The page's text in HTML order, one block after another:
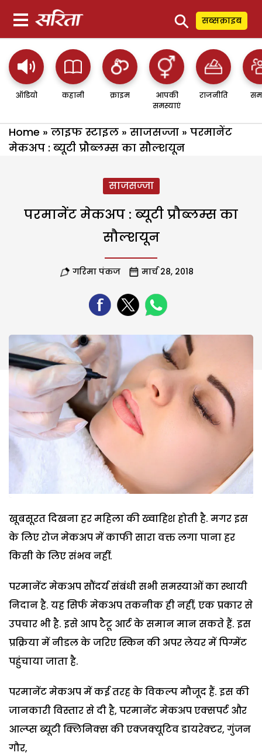
⚲ सब्सक्राइब
ऑडियो कहानी क्राइम
आपकी
समस्याएं
राजनीति
Home » लाइफ स्टाइल » साजसज्जा » परमानेंट
मेकअप : ब्यूटी प्रौब्लम्स का सौल्शयून
साजसज्जा
परमानेंट मेकअप : ब्यूटी प्रौब्लम्स का
सौल्शयून
गरिमा पंकज मार्च 28, 2018
खूबसूरत दिखना हर महिला की ख्वाहिश होती है. मगर इस
के लिए रोज मेकअप में काफी सारा वक्त लगा पाना हर
किसी के लिए संभव नहीं.
परमानेंट मेकअप सौंदर्य संबंधी सभी समस्याओं का स्थायी
निदान है. यह सिर्फ मेकअप तकनीक ही नहीं, एक प्रकार से
उपचार भी है. इसे आप टैटू आर्ट के समान मान सकते हैं. इस
प्रक्रिया में नीडल के जरिए स्किन की अपर लेयर में पिग्मेंट
पहुंचाया जाता है.
परमानेंट मेकअप में कई तरह के विकल्प मौजूद हैं. इस की
जानकारी विस्तार से दी है, परमानेंट मेकअप एक्सपर्ट और
आल्प्स ब्यूटी क्लिनिक्स की एक्जक्यूटिव डायरेक्टर, गुंजन
गौर,